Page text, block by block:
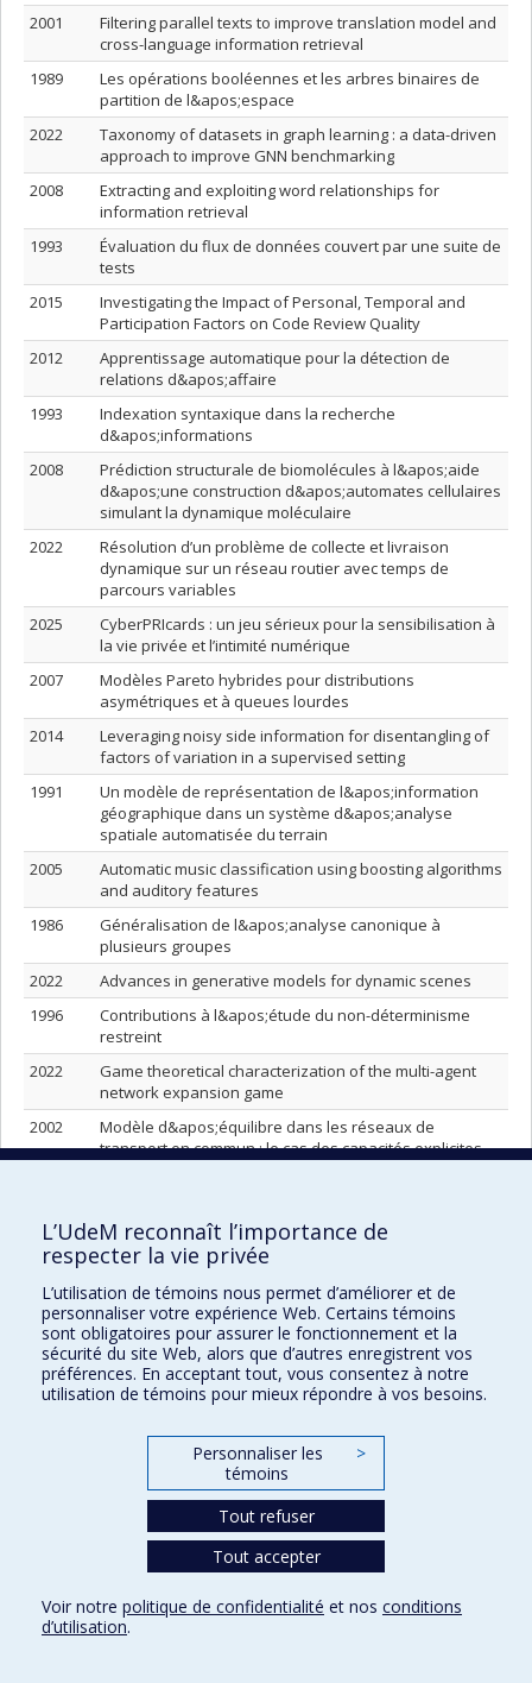
2001
Filtering parallel texts to improve translation model and
cross-language information retrieval
1989
Les opérations booléennes et les arbres binaires de
partition de l&apos;espace
2022
Taxonomy of datasets in graph learning : a data-driven
approach to improve GNN benchmarking
2008
Extracting and exploiting word relationships for
information retrieval
1993
Évaluation du flux de données couvert par une suite de
tests
2015
Investigating the Impact of Personal, Temporal and
Participation Factors on Code Review Quality
2012
Apprentissage automatique pour la détection de
relations d&apos;affaire
1993
Indexation syntaxique dans la recherche
d&apos;informations
2008
Prédiction structurale de biomolécules à l&apos;aide
d&apos;une construction d&apos;automates cellulaires
simulant la dynamique moléculaire
2022
Résolution d’un problème de collecte et livraison
dynamique sur un réseau routier avec temps de
parcours variables
2025
CyberPRIcards : un jeu sérieux pour la sensibilisation à
la vie privée et l’intimité numérique
2007
Modèles Pareto hybrides pour distributions
asymétriques et à queues lourdes
2014
Leveraging noisy side information for disentangling of
factors of variation in a supervised setting
1991
Un modèle de représentation de l&apos;information
géographique dans un système d&apos;analyse
spatiale automatisée du terrain
2005
Automatic music classification using boosting algorithms
and auditory features
1986
Généralisation de l&apos;analyse canonique à
plusieurs groupes
2022
Advances in generative models for dynamic scenes
1996
Contributions à l&apos;étude du non-déterminisme
restreint
2022
Game theoretical characterization of the multi-agent
network expansion game
2002
Modèle d&apos;équilibre dans les réseaux de
transport en commun : le cas des capacités explicites
techniques de visualisation UML de patrons de
conception pour la compréhension de programmes
Étude de cas sur l’ajout de vecteurs d’enregistrements
typés dans Gambit Scheme
2023
ZeroAbuse, a serious game to prevent child
maltreatment
1994
Nouvelles méthodes séquentielles et parallèles pour
convexes
Des implantations parallèles de l&apos;algorithme
d&apos;approximation linéaire pour la résolution du
problème d&apos;affectation du trafic
Méthodes pour améliorer la qualité des implantations
matérielles de systèmes informatiques
1998
Estimation des performances du système PULSE V1
pour des applications de nature itérative
L’UdeM reconnaît l’importance de
respecter la vie privée
L’utilisation de témoins nous permet d’améliorer et de
personnaliser votre expérience Web. Certains témoins
sont obligatoires pour assurer le fonctionnement et la
sécurité du site Web, alors que d’autres enregistrent vos
préférences. En acceptant tout, vous consentez à notre
utilisation de témoins pour mieux répondre à vos besoins.
Personnaliser les
témoins
>
Tout refuser
Tout accepter
Voir notre politique de confidentialité et nos conditions
d’utilisation.